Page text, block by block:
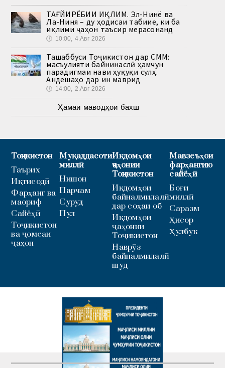
ТАҒЙИРЁБИИ ИҚЛИМ. Эл-Нинё ва
Ла-Ниня – ду ҳодисаи табиие, ки ба
иқлими ҷаҳон таъсир мерасонанд
🕔 10:00, 4.Авг 2026
Ташаббуси Тоҷикистон дар СММ:
масъулияти байнинаслӣ ҳамчун
парадигмаи нави ҳуқуқи сулҳ.
Андешаҳо дар ин маврид
🕔 14:00, 2.Авг 2026
Ҳамаи маводҳои бахш
Тоҷикистон
Таърих
Иқтисодӣ
Фарҳанг ва
маориф
Сайёҳӣ
Тоҷикистон
ва ҷомеаи
ҷаҳон
Муқаддасоти
миллӣ
Нишон
Парчам
Суруд
Пул
Иқдомҳои
ҷаҳонии
Тоҷикистон
Иқдомҳои
байналмилалӣ
дар соҳаи об
Иқдомҳои
ҷаҳонии
Тоҷикистон
Наврӯз
байналмилалӣ
шуд
Мавзеъҳои
фарҳангию
сайёҳӣ
Боғи
миллӣ
Саразм
Ҳисор
Ҳулбук